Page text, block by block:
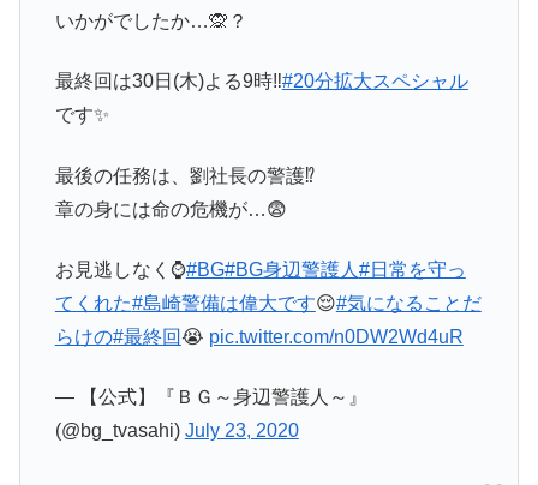
いかがでしたか…🙊？
最終回は30日(木)よる9時‼️#20分拡大スペシャル
です✨
最後の任務は、劉社長の警護⁉️
章の身には命の危機が…😨
お見逃しなく⌚#BG#BG身辺警護人 #日常を守っ
てくれた#島崎警備は偉大です😌#気になることだ
らけの#最終回😭 pic.twitter.com/n0DW2Wd4uR
— 【公式】『ＢＧ～身辺警護人～』
(@bg_tvasahi) July 23, 2020